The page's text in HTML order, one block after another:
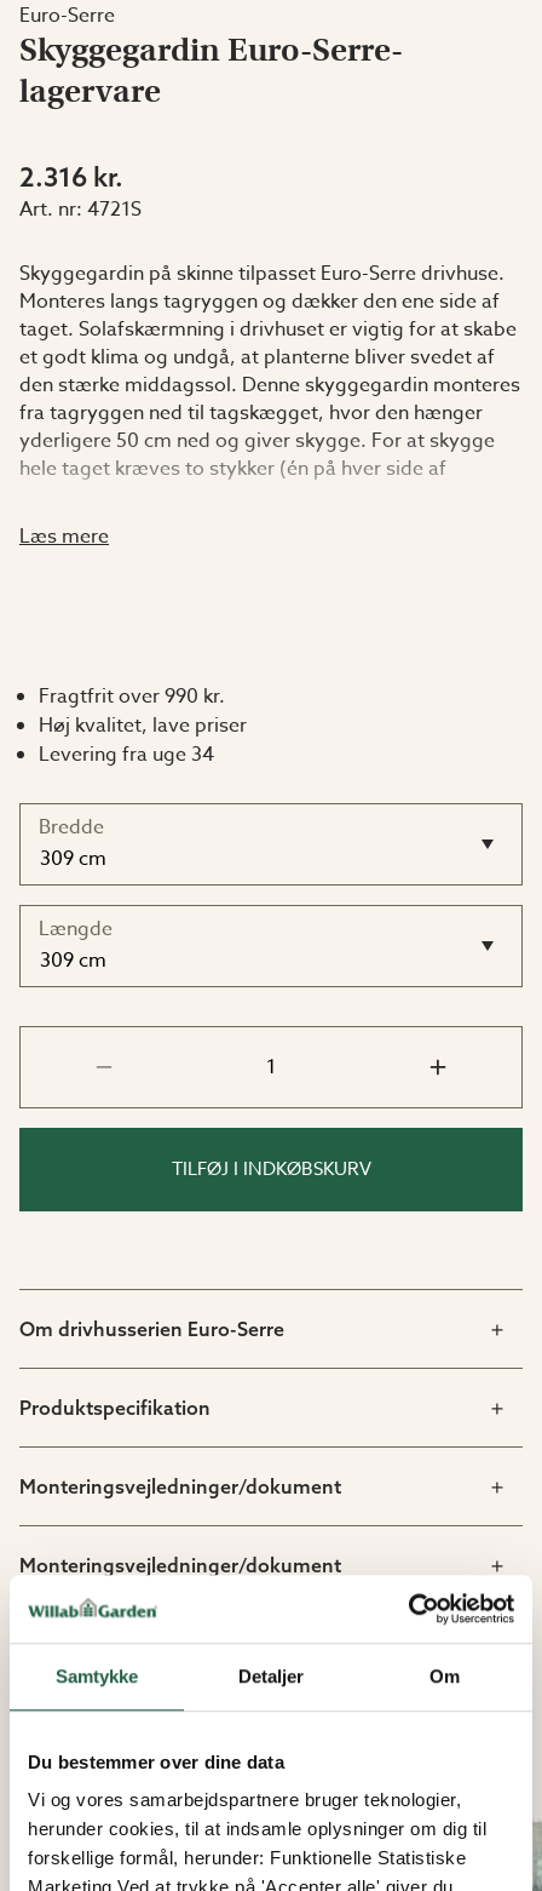
Samtykke Detaljer Om
Du bestemmer over dine data
Vi og vores samarbejdspartnere bruger teknologier,
herunder cookies, til at indsamle oplysninger om dig til
forskellige formål, herunder: Funktionelle Statistiske
Euro-Serre
Skyggegardin Euro-Serre-
lagervare
2.316 kr.
Art. nr: 4721S
Skyggegardin på skinne tilpasset Euro-Serre drivhuse.
Monteres langs tagryggen og dækker den ene side af
taget. Solafskærmning i drivhuset er vigtig for at skabe
et godt klima og undgå, at planterne bliver svedet af
den stærke middagssol. Denne skyggegardin monteres
fra tagryggen ned til tagskægget, hvor den hænger
yderligere 50 cm ned og giver skygge. For at skygge
hele taget kræves to stykker (én på hver side af
bestandigt stof og løber på skinner i taget.
og ophæng til skinnen.
Vi anbefaler håndvask af skyggegardinen.
Passer ikke til Euro-Serre Plus 5 og Plus 6.
mål.
Mål:
Bredde: 236 eller 309 cm
Længde: 309, 380 eller 457 cm
Læs mere
Fragtfrit over 990 kr.
Høj kvalitet, lave priser
Levering fra uge 34
Bredde
Længde
TILFØJ I INDKØBSKURV
Om drivhusserien Euro-Serre
Produktspecifikation
Monteringsvejledninger/dokument
Monteringsvejledninger/dokument
LIGNENDE PRODUKTER